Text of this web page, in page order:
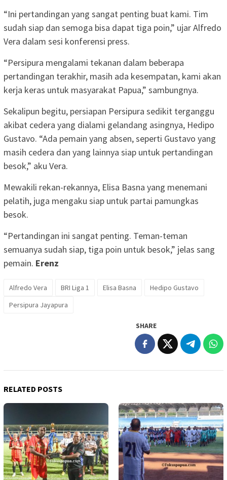
“Ini pertandingan yang sangat penting buat kami. Tim
sudah siap dan semoga bisa dapat tiga poin,” ujar Alfredo
Vera dalam sesi konferensi press.
“Persipura mengalami tekanan dalam beberapa
pertandingan terakhir, masih ada kesempatan, kami akan
kerja keras untuk masyarakat Papua,” sambungnya.
Sekalipun begitu, persiapan Persipura sedikit terganggu
akibat cedera yang dialami gelandang asingnya, Hedipo
Gustavo. “Ada pemain yang absen, seperti Gustavo yang
masih cedera dan yang lainnya siap untuk pertandingan
besok,” aku Vera.
Mewakili rekan-rekannya, Elisa Basna yang menemani
pelatih, juga mengaku siap untuk partai pamungkas
besok.
“Pertandingan ini sangat penting. Teman-teman
semuanya sudah siap, tiga poin untuk besok,” jelas sang
pemain. Erenz
Alfredo Vera BRI Liga 1 Elisa Basna
Hedipo Gustavo
Persipura Jayapura
SHARE
RELATED POSTS